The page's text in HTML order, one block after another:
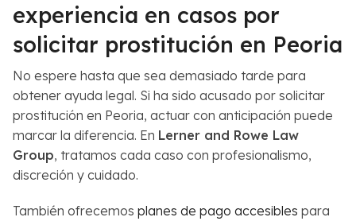
experiencia en casos por
solicitar prostitución en Peoria
No espere hasta que sea demasiado tarde para
obtener ayuda legal. Si ha sido acusado por solicitar
prostitución en Peoria, actuar con anticipación puede
marcar la diferencia. En Lerner and Rowe Law
Group, tratamos cada caso con profesionalismo,
discreción y cuidado.
También ofrecemos planes de pago accesibles para